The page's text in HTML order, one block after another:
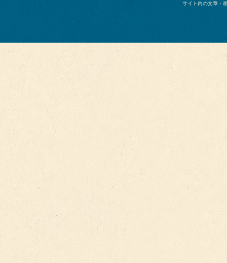
サイト内の文章・